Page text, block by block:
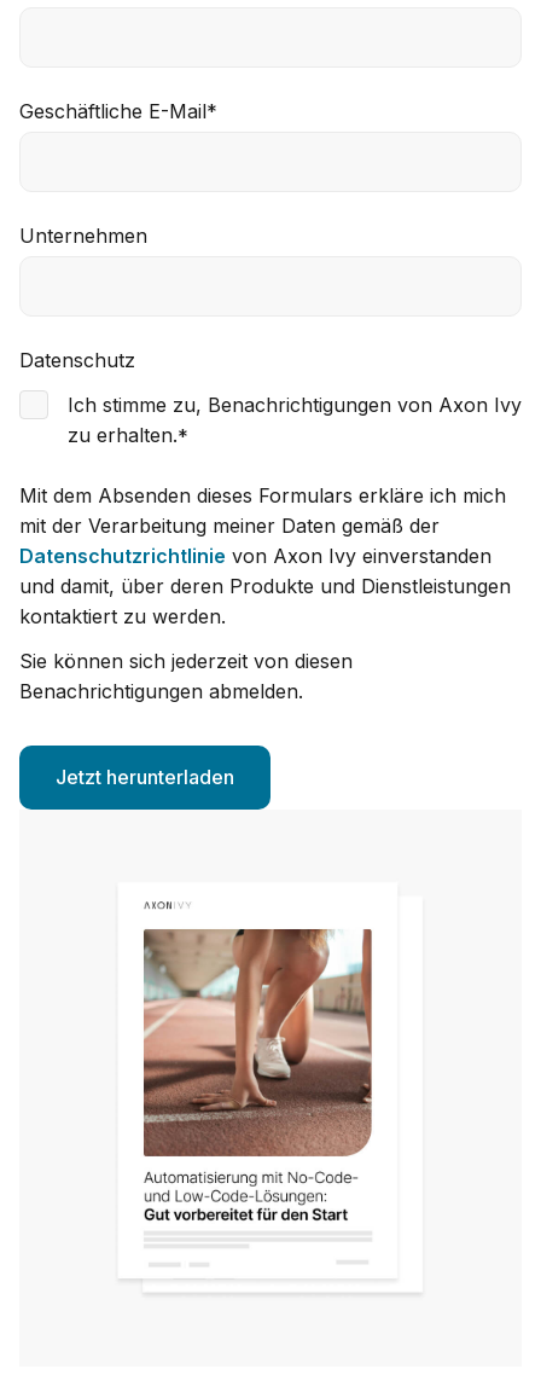
Geschäftliche E-Mail*
Unternehmen
Datenschutz
Ich stimme zu, Benachrichtigungen von Axon Ivy
zu erhalten.*
Mit dem Absenden dieses Formulars erkläre ich mich
mit der Verarbeitung meiner Daten gemäß der
Datenschutzrichtlinie von Axon Ivy einverstanden
und damit, über deren Produkte und Dienstleistungen
kontaktiert zu werden.
Sie können sich jederzeit von diesen
Benachrichtigungen abmelden.